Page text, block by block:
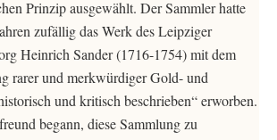
Prinzip ausgewählt. Der Sammler hatte
zufällig das Werk des Leipziger
Heinrich Sander (1716-1754) mit dem
rarer und merkwürdiger Gold- und
und kritisch beschrieben“ erworben.
begann, diese Sammlung zu